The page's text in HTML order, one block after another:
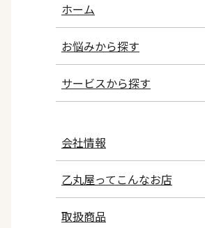
ホーム
お悩みから探す
サービスから探す
会社情報
乙丸屋ってこんなお店
取扱商品